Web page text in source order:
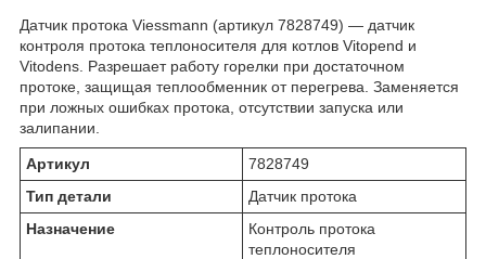
Датчик протока Viessmann (артикул 7828749) — датчик
контроля протока теплоносителя для котлов Vitopend и
Vitodens. Разрешает работу горелки при достаточном
протоке, защищая теплообменник от перегрева. Заменяется
при ложных ошибках протока, отсутствии запуска или
залипании.
Артикул
7828749
Тип детали
Датчик протока
Назначение
Контроль протока
теплоносителя